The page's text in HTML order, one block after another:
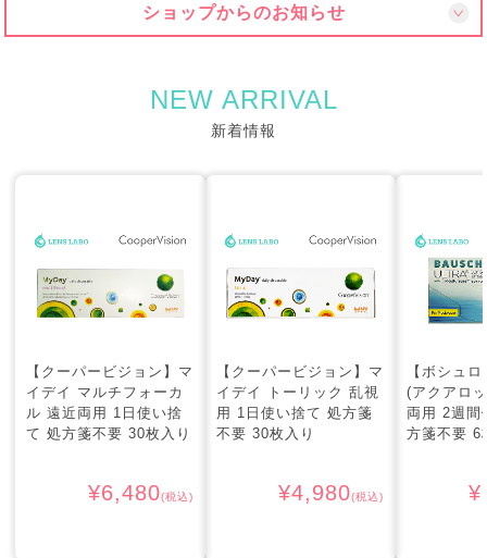
ショップからのお知らせ
NEW ARRIVAL
新着情報
【クーパービジョン】マ
イデイ マルチフォーカ
ル 遠近両用 1日使い捨
て 処方箋不要 30枚入り
¥6,480(税込)
【クーパービジョン】マ
イデイ トーリック 乱視
用 1日使い捨て 処方箋
不要 30枚入り
¥4,980(税込)
【ボシュ
(アクアロ
両用 2週間
方箋不要 6